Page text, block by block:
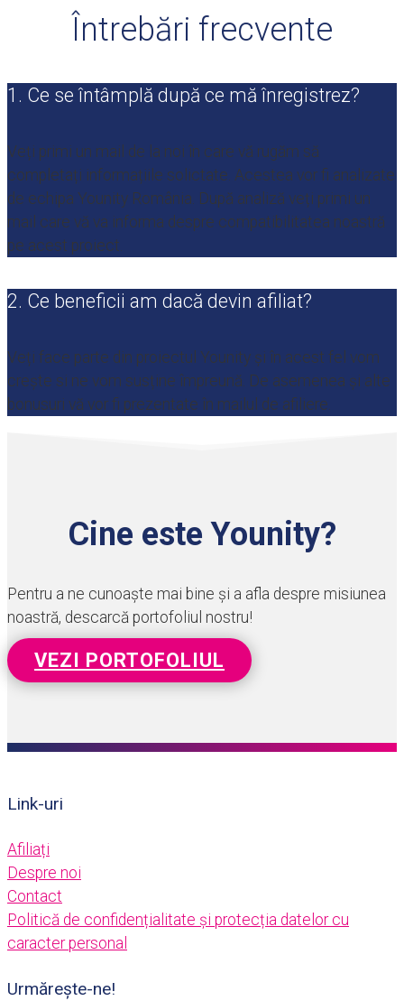
Întrebări frecvente
1. Ce se întâmplă după ce mă înregistrez?
Veți primi un mail de la noi în care vă rugăm să
completați informațiile solictate. Acestea vor fi analizate
de echipa Younity România. După analiză veți primi un
mail care vă va informa despre compatibilitatea noastră
pe acest proiect.
2. Ce beneficii am dacă devin afiliat?
Veți face parte din proiectul Younity și în acest fel vom
crește si ne vom susține împreună. De asemenea și alte
bonusuri vă vor fi prezentate în mailul de afiliere.
Cine este Younity?
Pentru a ne cunoaște mai bine și a afla despre misiunea
noastră, descarcă portofoliul nostru!
VEZI PORTOFOLIUL
Link-uri
Afiliați
Despre noi
Contact
Politică de confidențialitate și protecția datelor cu
caracter personal
Urmărește-ne!